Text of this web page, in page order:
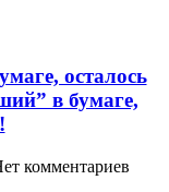
осталось
в бумаге,
комментариев